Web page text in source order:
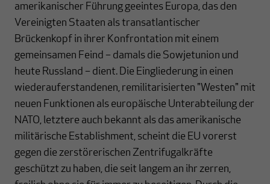
amerikanischer Führung geeintes Europa, das den
Vereinigten Staaten als transatlantischer
Brückenkopf in ihrer Konfrontation mit einem
gemeinsamen Feind – damals die Sowjetunion und
heute Russland – dient. Die Eingliederung in einen
wiederauferstandenen, remilitarisierten "Westen" mit
neuen Funktionen als europäische Unterabteilung der
NATO, letztere auch bekannt als das amerikanische
militärische Establishment, scheint die EU vorerst
gegen die zerstörerischen Zentrifugalkräfte
geschützt zu haben, die seit langem an ihr zerren,